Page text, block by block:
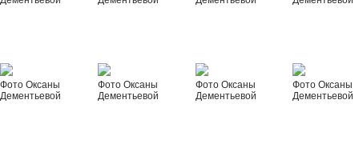
Фото Оксаны
Дементьевой
Фото Оксаны
Дементьевой
Фото Оксаны
Дементьевой
Фото Оксаны
Дементьевой